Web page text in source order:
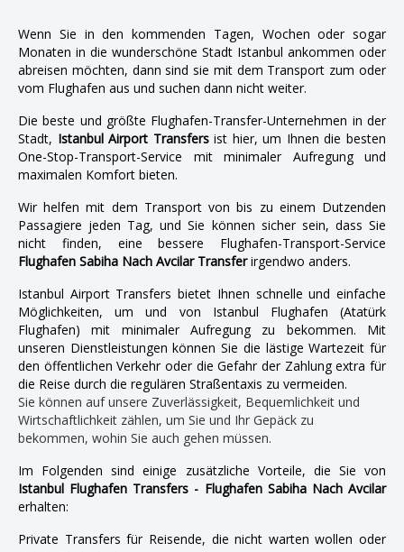
Wenn Sie in den kommenden Tagen, Wochen oder sogar
Monaten in die wunderschöne Stadt Istanbul ankommen oder
abreisen möchten, dann sind sie mit dem Transport zum oder
vom Flughafen aus und suchen dann nicht weiter.
Die beste und größte Flughafen-Transfer-Unternehmen in der
Stadt, Istanbul Airport Transfersist hier, um Ihnen die besten
One-Stop-Transport-Service mit minimaler Aufregung und
maximalen Komfort bieten.
Wir helfen mit dem Transport von bis zu einem Dutzenden
Passagiere jeden Tag, und Sie können sicher sein, dass Sie
nicht finden, eine bessere Flughafen-Transport-Service
Flughafen Sabiha Nach Avcilar Transferirgendwo anders.
Istanbul Airport Transfers bietet Ihnen schnelle und einfache
Möglichkeiten, um und von Istanbul Flughafen (Atatürk
Flughafen) mit minimaler Aufregung zu bekommen. Mit
unseren Dienstleistungen können Sie die lästige Wartezeit für
den öffentlichen Verkehr oder die Gefahr der Zahlung extra für
die Reise durch die regulären Straßentaxis zu vermeiden.
Sie können auf unsere Zuverlässigkeit, Bequemlichkeit und
Wirtschaftlichkeit zählen, um Sie und Ihr Gepäck zu
bekommen, wohin Sie auch gehen müssen.
Im Folgenden sind einige zusätzliche Vorteile, die Sie von
Istanbul Flughafen Transfers - Flughafen Sabiha Nach Avcilar
erhalten:
Private Transfers für Reisende, die nicht warten wollen oder